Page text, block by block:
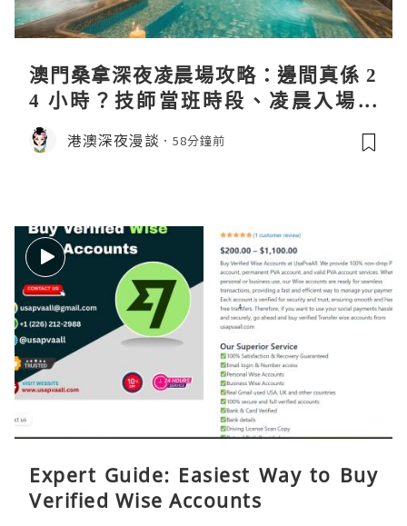
澳門桑拿深夜凌晨場攻略：邊間真係 2
4 小時？技師當班時段、凌晨入場流
程、過夜安排一次過講清
港澳深夜漫談 58分鐘前
Expert Guide: Easiest Way to Buy
Verified Wise Accounts